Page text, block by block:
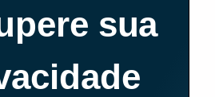
sua